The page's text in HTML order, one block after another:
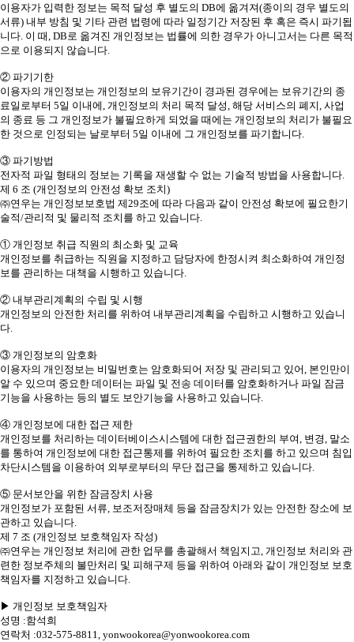
이용자가 입력한 정보는 목적 달성 후 별도의 DB에 옮겨져(종이의 경우 별도의
서류) 내부 방침 및 기타 관련 법령에 따라 일정기간 저장된 후 혹은 즉시 파기됩
니다. 이 때, DB로 옮겨진 개인정보는 법률에 의한 경우가 아니고서는 다른 목적
으로 이용되지 않습니다.
② 파기기한
이용자의 개인정보는 개인정보의 보유기간이 경과된 경우에는 보유기간의 종
료일로부터 5일 이내에, 개인정보의 처리 목적 달성, 해당 서비스의 폐지, 사업
의 종료 등 그 개인정보가 불필요하게 되었을 때에는 개인정보의 처리가 불필요
한 것으로 인정되는 날로부터 5일 이내에 그 개인정보를 파기합니다.
③ 파기방법
전자적 파일 형태의 정보는 기록을 재생할 수 없는 기술적 방법을 사용합니다.
제 6 조 (개인정보의 안전성 확보 조치)
㈜연우는 개인정보보호법 제29조에 따라 다음과 같이 안전성 확보에 필요한기
술적/관리적 및 물리적 조치를 하고 있습니다.
① 개인정보 취급 직원의 최소화 및 교육
개인정보를 취급하는 직원을 지정하고 담당자에 한정시켜 최소화하여 개인정
보를 관리하는 대책을 시행하고 있습니다.
② 내부관리계획의 수립 및 시행
개인정보의 안전한 처리를 위하여 내부관리계획을 수립하고 시행하고 있습니
다.
③ 개인정보의 암호화
이용자의 개인정보는 비밀번호는 암호화되어 저장 및 관리되고 있어, 본인만이
알 수 있으며 중요한 데이터는 파일 및 전송 데이터를 암호화하거나 파일 잠금
기능을 사용하는 등의 별도 보안기능을 사용하고 있습니다.
④ 개인정보에 대한 접근 제한
개인정보를 처리하는 데이터베이스시스템에 대한 접근권한의 부여, 변경, 말소
를 통하여 개인정보에 대한 접근통제를 위하여 필요한 조치를 하고 있으며 침입
차단시스템을 이용하여 외부로부터의 무단 접근을 통제하고 있습니다.
⑤ 문서보안을 위한 잠금장치 사용
개인정보가 포함된 서류, 보조저장매체 등을 잠금장치가 있는 안전한 장소에 보
관하고 있습니다.
제 7 조 (개인정보 보호책임자 작성)
㈜연우는 개인정보 처리에 관한 업무를 총괄해서 책임지고, 개인정보 처리와 관
련한 정보주체의 불만처리 및 피해구제 등을 위하여 아래와 같이 개인정보 보호
책임자를 지정하고 있습니다.
▶ 개인정보 보호책임자
성명 :함석희
연락처 :032-575-8811, yonwookorea@yonwookorea.com